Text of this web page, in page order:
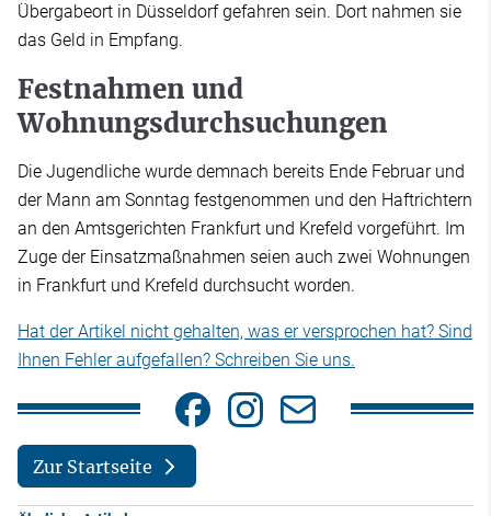
Übergabeort in Düsseldorf gefahren sein. Dort nahmen sie
das Geld in Empfang.
Festnahmen und
Wohnungsdurchsuchungen
Die Jugendliche wurde demnach bereits Ende Februar und
der Mann am Sonntag festgenommen und den Haftrichtern
an den Amtsgerichten Frankfurt und Krefeld vorgeführt. Im
Zuge der Einsatzmaßnahmen seien auch zwei Wohnungen
in Frankfurt und Krefeld durchsucht worden.
Hat der Artikel nicht gehalten, was er versprochen hat? Sind
Ihnen Fehler aufgefallen? Schreiben Sie uns.
Zur Startseite